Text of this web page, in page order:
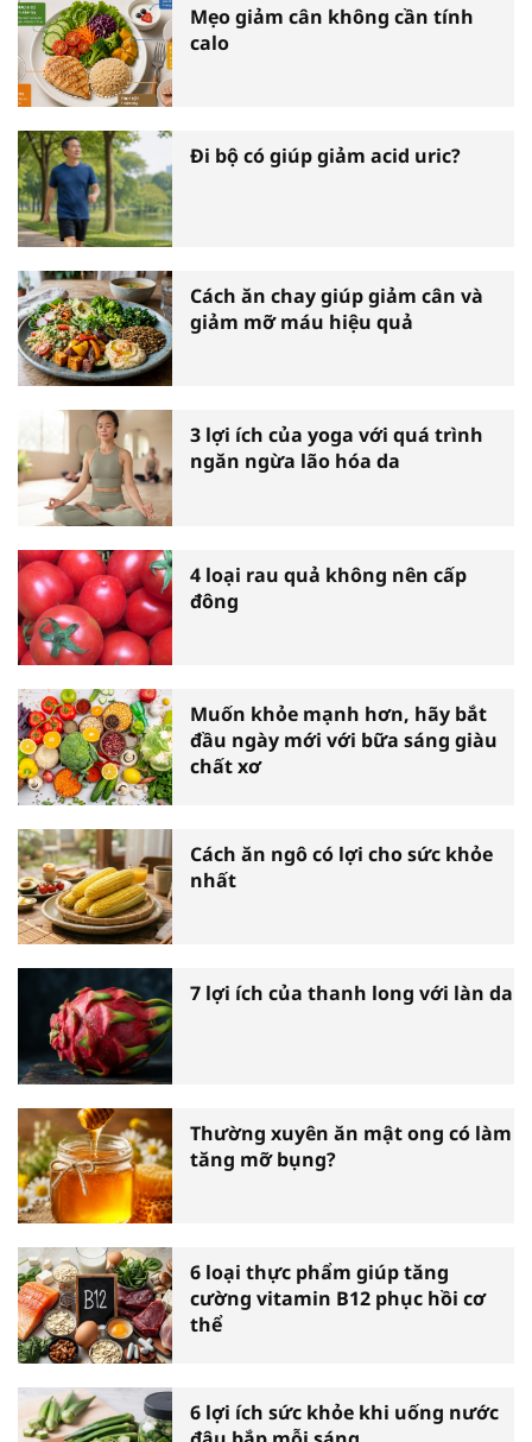
Mẹo giảm cân không cần tính
calo
Đi bộ có giúp giảm acid uric?
Cách ăn chay giúp giảm cân và
giảm mỡ máu hiệu quả
3 lợi ích của yoga với quá trình
ngăn ngừa lão hóa da
4 loại rau quả không nên cấp
đông
Muốn khỏe mạnh hơn, hãy bắt
đầu ngày mới với bữa sáng giàu
chất xơ
Cách ăn ngô có lợi cho sức khỏe
nhất
7 lợi ích của thanh long với làn da
Thường xuyên ăn mật ong có làm
tăng mỡ bụng?
6 loại thực phẩm giúp tăng
cường vitamin B12 phục hồi cơ
thể
6 lợi ích sức khỏe khi uống nước